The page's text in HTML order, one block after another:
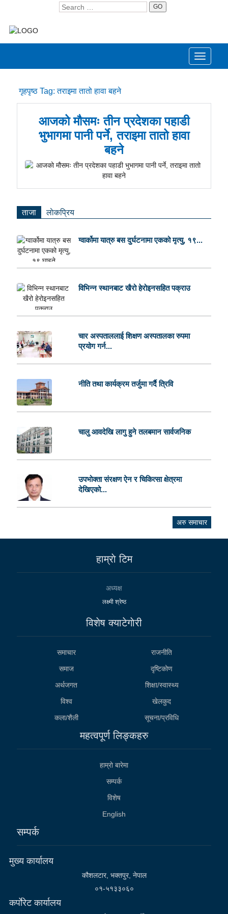
GO
Toggle
गृहपृष्ठ Tag:तराइमा तातो हावा बहने
आजको मौसमः तीन प्रदेशका पहाडी
भुभागमा पानी पर्ने, तराइमा तातो हावा
बहने
ताजा लाेकप्रिय
ग्वार्कोमा यात्रु बस दुर्घटनामा एकको मृत्यु, १९...
विभिन्न स्थानबाट खैरो हेरोइनसहित पक्राउ
चार अस्पताललाई शिक्षण अस्पतालका रुपमा
प्रयोग गर्न...
नीति तथा कार्यक्रम तर्जुमा गर्दै त्रिवि
चालु आवदेखि लागु हुने तलबमान सार्वजनिक
उपभोक्ता संरक्षण ऐन र चिकित्सा क्षेत्रमा
देखिएको...
अरु समाचार
हाम्राे टिम
अध्यक्ष
लक्ष्मी श्रेष्ठ
विशेष क्याटेगाेरी
समाचार
राजनीति
समाज
दृष्टिकोण
अर्थजगत
शिक्षा/स्वास्थ्य
विश्व
खेलकुद
कला/शैली
सूचना/प्रविधि
महत्वपूर्ण लिङ्कहरु
हाम्राे बारेमा
सम्पर्क
विशेष
English
सम्पर्क
मुख्य कार्यालय
कौशलटार, भक्तपुर, नेपाल
०१-५१३३०६०
कर्पाेरेट कार्यालय